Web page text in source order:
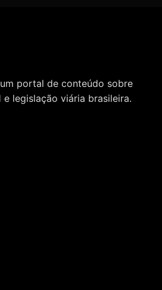
portal de conteúdo sobre
legislação viária brasileira.